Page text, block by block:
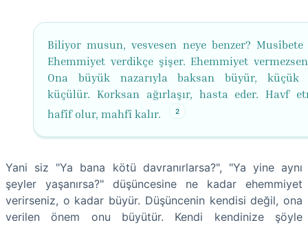
Biliyor musun, vesvesen neye benzer? Musîbete
Ehemmiyet verdikçe şişer. Ehemmiyet
Ona büyük nazarıyla baksan büyür, küçük
küçülür. Korksan ağırlaşır, hasta eder. Havf
hafîf olur, mahfî kalır.
2
Yani siz "Ya bana kötü davranırlarsa?", "Ya yine aynı
şeyler yaşanırsa?" düşüncesine ne kadar ehemmiyet
verirseniz, o kadar büyür. Düşüncenin kendisi değil, ona
verilen önem onu büyütür. Kendi kendinize şöyle